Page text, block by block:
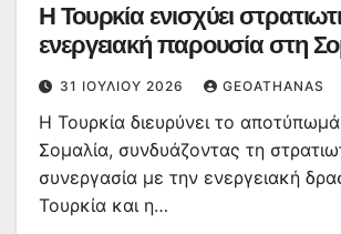
Η Τουρκία ενισχύει
ενεργειακή παρουσία στη
31 ΙΟΥΛΊΟΥ 2026 GEOATHANAS
Η Τουρκία διευρύνει το
Σομαλία, συνδυάζοντας τη
συνεργασία με την ενεργειακή
Τουρκία και η…